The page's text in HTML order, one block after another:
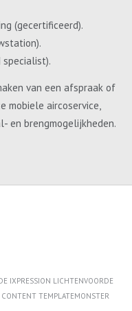
(gecertificeerd).
specialist).
van een afspraak of
mobiele aircoservice,
en brengmogelijkheden.
IXPRESSION LICHTENVOORDE
CONTENT TEMPLATEMONSTER